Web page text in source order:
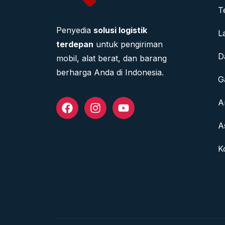
Penyedia solusi logistik
terdepan untuk pengiriman
mobil, alat berat, dan barang
berharga Anda di Indonesia.